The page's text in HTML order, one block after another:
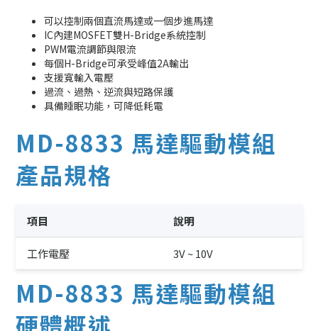
可以控制兩個直流馬達或一個步進馬達
IC內建MOSFET雙H-Bridge系統控制
PWM電流調節與限流
每個H-Bridge可承受峰值2A輸出
支援寬輸入電壓
過流、過熱、逆流與短路保護
具備睡眠功能，可降低耗電
MD-8833 馬達驅動模組
產品規格
項目 說明
工作電壓 3V ~ 10V
MD-8833 馬達驅動模組